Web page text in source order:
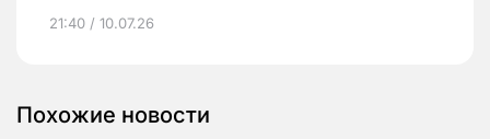
21:40 / 10.07.26
Похожие новости